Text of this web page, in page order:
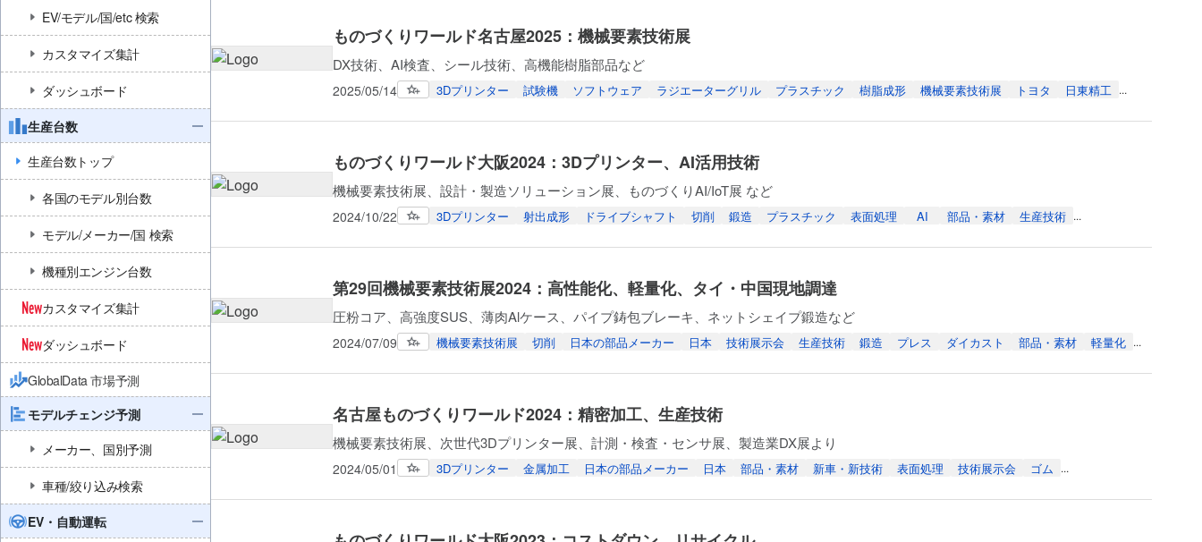
EV/モデル/国/etc 検索
カスタマイズ集計
ダッシュボード
生産台数
生産台数トップ
各国のモデル別台数
モデル/メーカー/国 検索
機種別エンジン台数
カスタマイズ集計
ダッシュボード
GlobalData 市場予測
モデルチェンジ予測
メーカー、国別予測
車種/絞り込み検索
EV・自動運転
ものづくりワールド名古屋2025：機械要素技術展
DX技術、AI検査、シール技術、高機能樹脂部品など
2025/05/14 3Dプリンター 試験機 ソフトウェア ラジエーターグリル プラスチック 樹脂成形 機械要素技術展 トヨタ 日東精工 ...
ものづくりワールド大阪2024：3Dプリンター、AI活用技術
機械要素技術展、設計・製造ソリューション展、ものづくりAI/IoT展 など
2024/10/22 3Dプリンター 射出成形 ドライブシャフト 切削 鍛造 プラスチック 表面処理 AI 部品・素材 生産技術 ...
第29回機械要素技術展2024：高性能化、軽量化、タイ・中国現地調達
圧粉コア、高強度SUS、薄肉Alケース、パイプ鋳包ブレーキ、ネットシェイプ鍛造など
2024/07/09 機械要素技術展 切削 日本の部品メーカー 日本 技術展示会 生産技術 鍛造 プレス ダイカスト 部品・素材 軽量化 ...
名古屋ものづくりワールド2024：精密加工、生産技術
機械要素技術展、次世代3Dプリンター展、計測・検査・センサ展、製造業DX展より
2024/05/01 3Dプリンター 金属加工 日本の部品メーカー 日本 部品・素材 新車・新技術 表面処理 技術展示会 ゴム ...